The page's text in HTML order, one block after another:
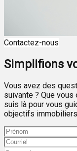
Contactez-nous
Simplifions
Vous avez des
suivante ? Que vous
suis là pour vous
objectifs